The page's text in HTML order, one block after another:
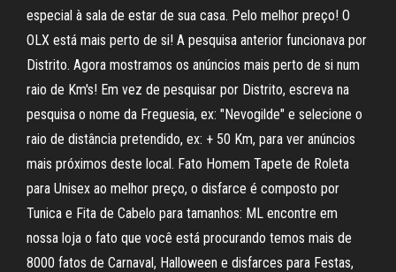
especial à sala de estar de sua casa. Pelo melhor preço! O
OLX está mais perto de si! A pesquisa anterior funcionava por
Distrito. Agora mostramos os anúncios mais perto de si num
raio de Km's! Em vez de pesquisar por Distrito, escreva na
pesquisa o nome da Freguesia, ex: "Nevogilde" e selecione o
raio de distância pretendido, ex: + 50 Km, para ver anúncios
mais próximos deste local. Fato Homem Tapete de Roleta
para Unisex ao melhor preço, o disfarce é composto por
Tunica e Fita de Cabelo para tamanhos: ML encontre em
nossa loja o fato que você está procurando temos mais de
8000 fatos de Carnaval, Halloween e disfarces para Festas,